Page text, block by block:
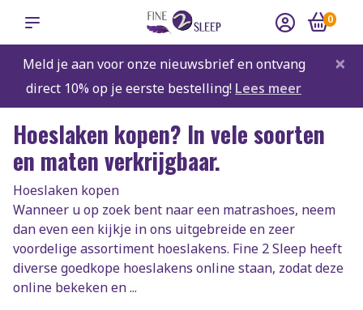
0
Meld je aan voor onze nieuwsbrief en ontvang
direct 10% op je eerste bestelling! Lees meer
×
Hoeslaken kopen? In vele soorten
en maten verkrijgbaar.
Hoeslaken kopen
Wanneer u op zoek bent naar een matrashoes, neem
dan even een kijkje in ons uitgebreide en zeer
voordelige assortiment hoeslakens. Fine 2 Sleep heeft
diverse goedkope hoeslakens online staan, zodat deze
online bekeken en ...